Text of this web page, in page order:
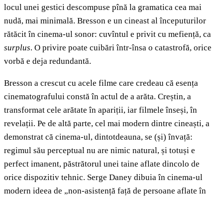
locul unei gestici descompuse pînă la gramatica cea mai
nudă, mai minimală. Bresson e un cineast al începuturilor
rătăcit în cinema-ul sonor: cuvîntul e privit cu mefiență, ca
surplus. O privire poate cuibări într-însa o catastrofă, orice
vorbă e deja redundantă.
Bresson a crescut cu acele filme care credeau că esența
cinematografului constă în actul de a arăta. Creștin, a
transformat cele arătate în apariții, iar filmele înseși, în
revelații. Pe de altă parte, cel mai modern dintre cineaști, a
demonstrat că cinema-ul, dintotdeauna, se (și) învață:
regimul său perceptual nu are nimic natural, și totuși e
perfect imanent, păstrătorul unei taine aflate dincolo de
orice dispozitiv tehnic. Serge Daney dibuia în cinema-ul
modern ideea de „non-asistență față de persoane aflate în